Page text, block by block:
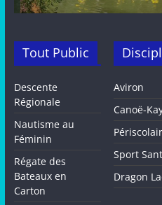
Tout Public
Descente
Régionale
Nautisme au
Féminin
Régate des
Bateaux en
Carton
Aviron
Canoë-
Sport
Dragon